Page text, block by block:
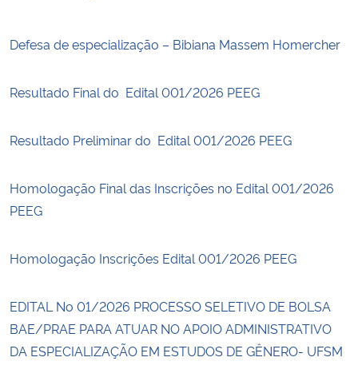
Defesa de especialização – Bibiana Massem Homercher
Resultado Final do Edital 001/2026 PEEG
Resultado Preliminar do Edital 001/2026 PEEG
Homologação Final das Inscrições no Edital 001/2026
PEEG
Homologação Inscrições Edital 001/2026 PEEG
EDITAL No 01/2026 PROCESSO SELETIVO DE BOLSA
BAE/PRAE PARA ATUAR NO APOIO ADMINISTRATIVO
DA ESPECIALIZAÇÃO EM ESTUDOS DE GÊNERO- UFSM